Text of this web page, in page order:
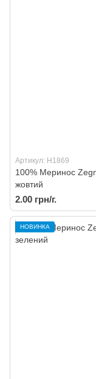
Артикул: H1869
100% Меринос
жовтий
2.00 грн/г.
НОВИНКА